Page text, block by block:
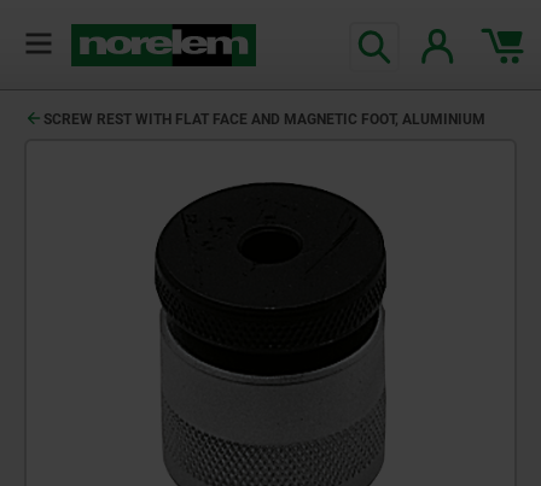
SCREW REST WITH FLAT FACE AND MAGNETIC FOOT, ALUMINIUM